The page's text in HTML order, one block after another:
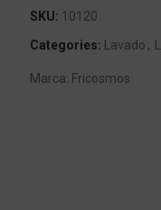
SKU: 10120
Categories:
Lavado ,
Marca: Fricosmos